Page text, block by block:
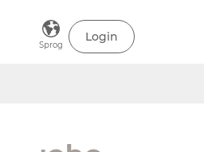
Sprog
Login